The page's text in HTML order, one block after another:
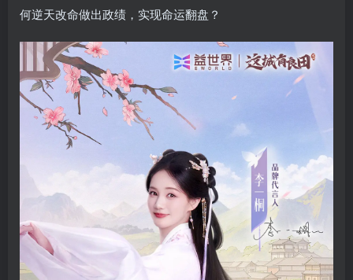
何逆天改命做出政绩，实现命运翻盘？